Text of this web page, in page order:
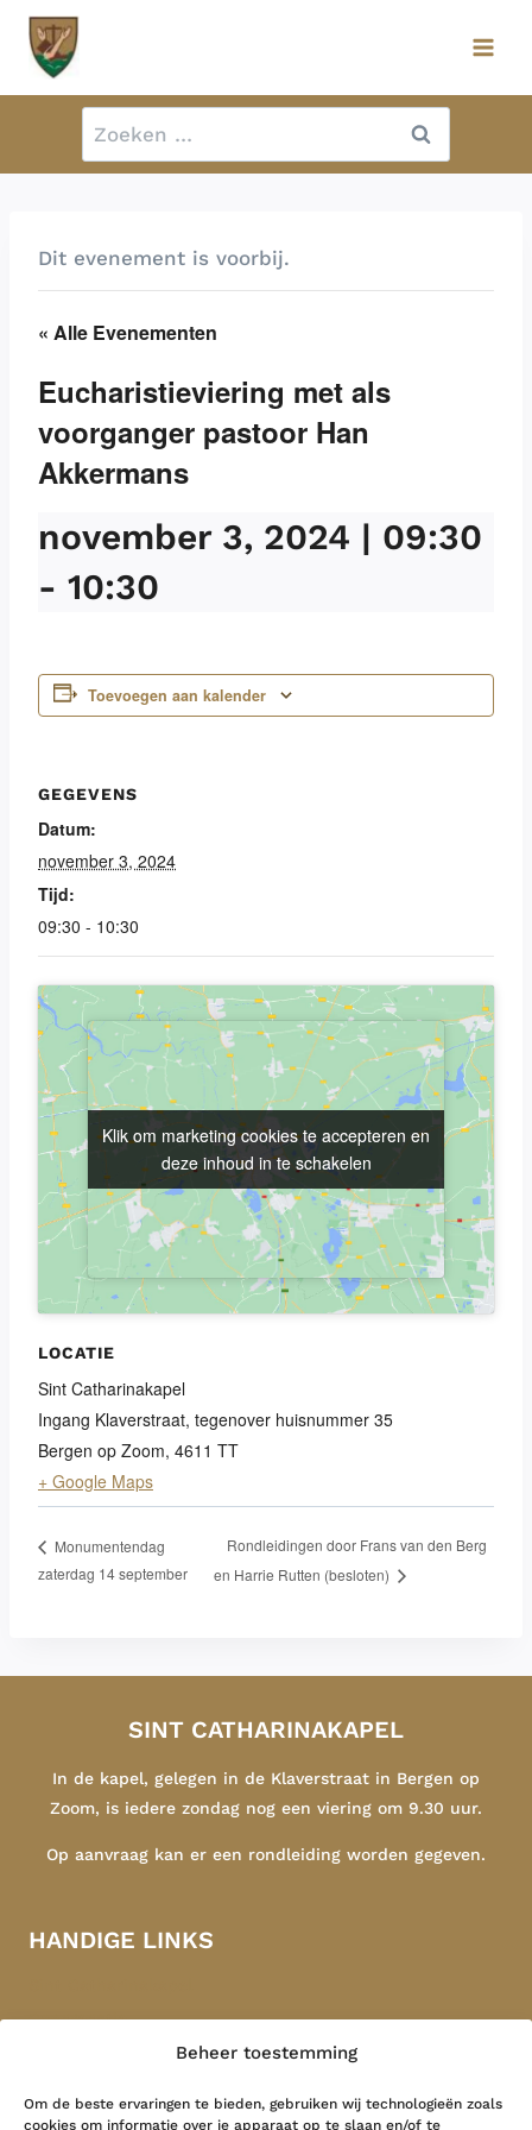
Beheer toestemming
Om de beste ervaringen te bieden, gebruiken wij technologieën zoals
cookies om informatie over je apparaat op te slaan en/of te
Doorgaan
naar
Zoeken
naar:
Dit evenement is voorbij.
« Alle Evenementen
Eucharistieviering met als
voorganger pastoor Han
Akkermans
november 3, 2024 | 09:30
- 10:30
Toevoegen aan kalender
GEGEVENS
Datum:
november 3, 2024
Tijd:
09:30 - 10:30
LOCATIE
Sint Catharinakapel
Ingang Klaverstraat, tegenover huisnummer 35
Bergen op Zoom, 4611 TT
+ Google Maps
Klik om marketing cookies te accepteren en
deze inhoud in te schakelen
Klik om marketing cookies te accepteren en
deze inhoud in te schakelen
Monumentendag
zaterdag 14 september
Rondleidingen door Frans van den Berg
en Harrie Rutten (besloten)
SINT CATHARINAKAPEL
In de kapel, gelegen in de Klaverstraat in Bergen op
Zoom, is iedere zondag nog een viering om 9.30 uur.
Op aanvraag kan er een rondleiding worden gegeven.
HANDIGE LINKS
Congregatie